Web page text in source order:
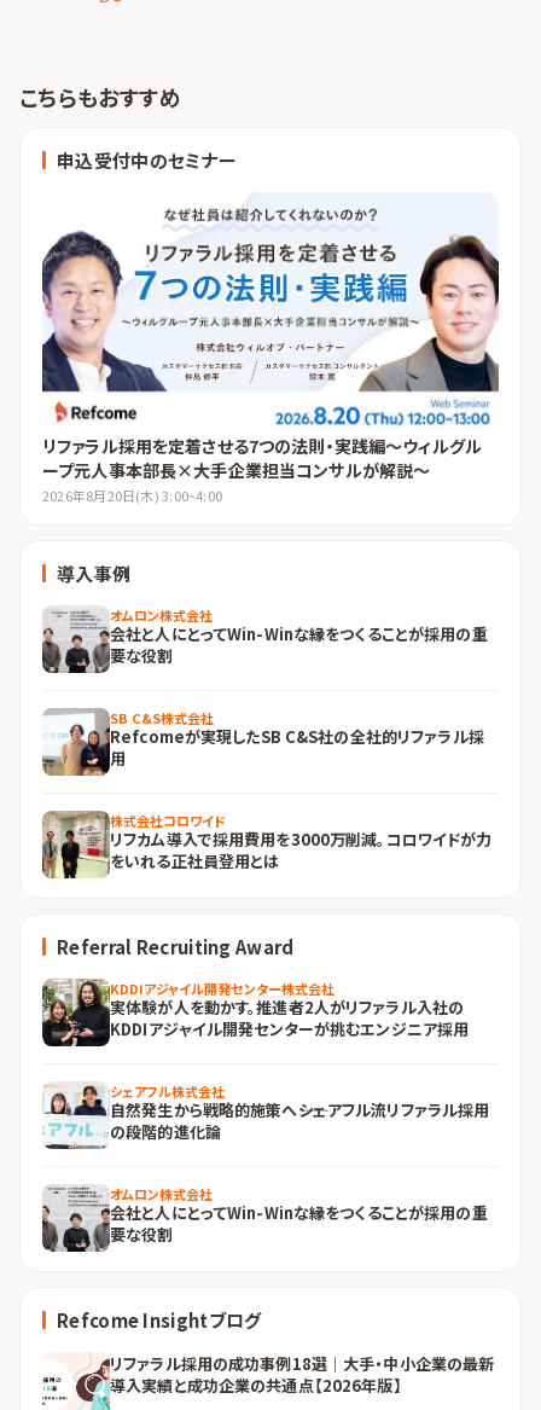
こちらもおすすめ
申込受付中のセミナー
リファラル採用を定着させる7つの法則・実践編～ウィルグル
ープ元人事本部長×大手企業担当コンサルが解説～
2026年8月20日(木) 3:00~4:00
導入事例
オムロン株式会社
会社と人にとってWin-Winな縁をつくることが採用の重
要な役割
SB C&S株式会社
Refcomeが実現したSB C&S社の全社的リファラル採
用
株式会社コロワイド
リフカム導入で採用費用を3000万削減。コロワイドが力
をいれる正社員登用とは
Referral Recruiting Award
KDDIアジャイル開発センター株式会社
実体験が人を動かす。推進者2人がリファラル入社の
KDDIアジャイル開発センターが挑むエンジニア採用
シェアフル株式会社
自然発生から戦略的施策へ――シェアフル流リファラル採用
の段階的進化論
オムロン株式会社
会社と人にとってWin-Winな縁をつくることが採用の重
要な役割
Refcome Insightブログ
リファラル採用の成功事例18選｜大手・中小企業の最新
導入実績と成功企業の共通点【2026年版】